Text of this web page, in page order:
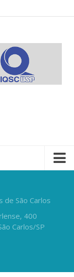
de São Carlos
400
Carlos/SP